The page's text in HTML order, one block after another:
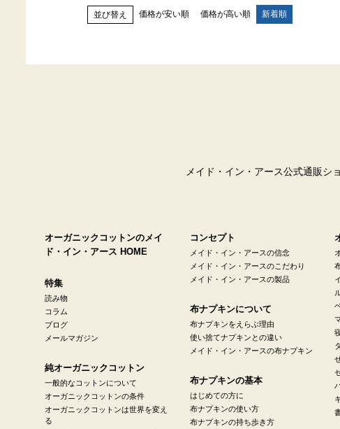
並び替え 価格が安い順 価格が高い順 新着順
メイド・イン・アース公式通販シ
オーガニックコットンのメイ
ド・イン・アース HOME
特集
読み物
コラム
ブログ
メールマガジン
純オーガニックコットン
一般的なコットンについて
オーガニックコットンの条件
オーガニックコットンは世界を変え
る
コンセプト
メイド・イン・アースの信念
メイド・イン・アースのこだわり
メイド・イン・アースの製品
布ナプキンについて
布ナプキンをえらぶ理由
使い捨てナプキンとの違い
メイド・イン・アースの布ナプキン
布ナプキンの基本
はじめての方に
布ナプキンの使い方
布ナプキンの持ち歩き方